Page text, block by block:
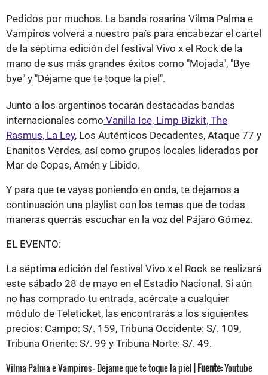
Pedidos por muchos. La banda rosarina Vilma Palma e
Vampiros volverá a nuestro país para encabezar el cartel
de la séptima edición del festival Vivo x el Rock de la
mano de sus más grandes éxitos como "Mojada", "Bye
bye" y "Déjame que te toque la piel".
Junto a los argentinos tocarán destacadas bandas
internacionales como Vanilla Ice, Limp Bizkit, The
Rasmus, La Ley, Los Auténticos Decadentes, Ataque 77 y
Enanitos Verdes, así como grupos locales liderados por
Mar de Copas, Amén y Libido.
Y para que te vayas poniendo en onda, te dejamos a
continuación una playlist con los temas que de todas
maneras querrás escuchar en la voz del Pájaro Gómez.
EL EVENTO:
La séptima edición del festival Vivo x el Rock se realizará
este sábado 28 de mayo en el Estadio Nacional. Si aún
no has comprado tu entrada, acércate a cualquier
módulo de Teleticket, las encontrarás a los siguientes
precios: Campo: S/. 159, Tribuna Occidente: S/. 109,
Tribuna Oriente: S/. 99 y Tribuna Norte: S/. 49.
Vilma Palma e Vampiros - Dejame que te toque la piel | Fuente:Youtube